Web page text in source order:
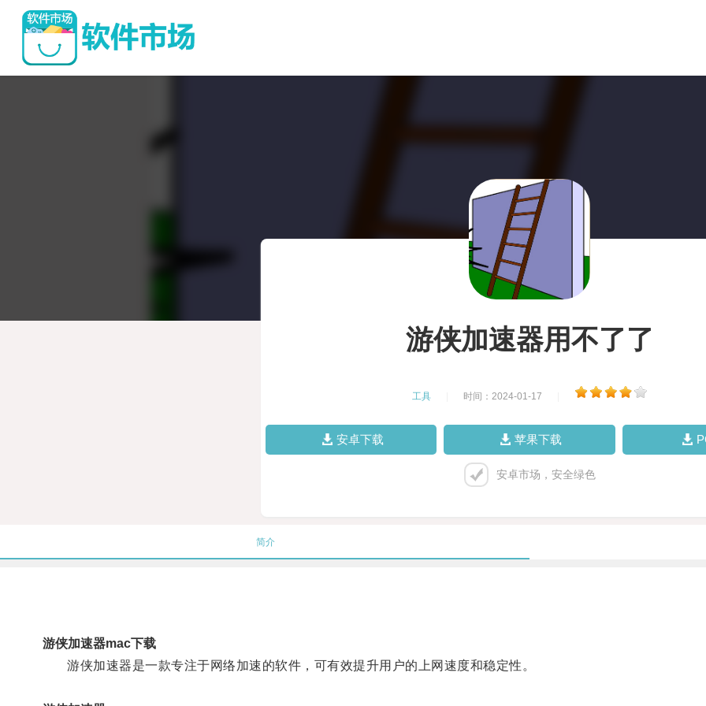
游侠加速器用不了了
工具 时间：2024-01-17
安卓下载 苹果下载
安卓市场，安全绿色
简介
游侠加速器mac下载
游侠加速器是一款专注于网络加速的软件，可有效提升用户的上网速度和稳定性。